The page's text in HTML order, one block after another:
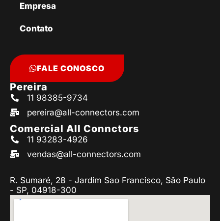
Empresa
Contato
FALE CONOSCO
Pereira
11 98385-9734
pereira@all-connectors.com
Comercial All Connctors
11 93283-4926
vendas@all-connectors.com
R. Sumaré, 28 - Jardim Sao Francisco, São Paulo
- SP, 04918-300